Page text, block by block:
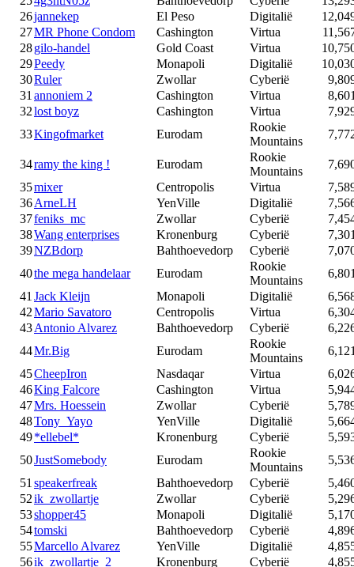
26jannekep El Peso Digitalië
27MR Phone Condom Cashington Virtua
28gilo-handel Gold Coast Virtua
29Peedy Monapoli Digitalië
30Ruler Zwollar Cyberië
31annoniem 2 Cashington Virtua
32lost boyz Cashington Virtua
33Kingofmarket Eurodam
Rookie
Mountains
34ramy the king ! Eurodam
Rookie
Mountains
35mixer Centropolis Virtua
36ArneLH YenVille Digitalië
37feniks_mc Zwollar Cyberië
38Wang enterprises Kronenburg Cyberië
39NZBdorp Bahthoevedorp Cyberië
40the mega handelaar Eurodam
Rookie
Mountains
41Jack Kleijn Monapoli Digitalië
42Mario Savatoro Centropolis Virtua
43Antonio Alvarez Bahthoevedorp Cyberië
44Mr.Big Eurodam
Rookie
Mountains
45CheepIron Nasdaqar Virtua
46King Falcore Cashington Virtua
47Mrs. Hoessein Zwollar Cyberië
48Tony_Yayo YenVille Digitalië
49*ellebel* Kronenburg Cyberië
50JustSomebody Eurodam
Rookie
Mountains
51speakerfreak Bahthoevedorp Cyberië
52ik_zwollartje Zwollar Cyberië
53shopper45 Monapoli Digitalië
54tomski Bahthoevedorp Cyberië
55Marcello Alvarez YenVille Digitalië
56ik_zwollartje_2 Kronenburg Cyberië